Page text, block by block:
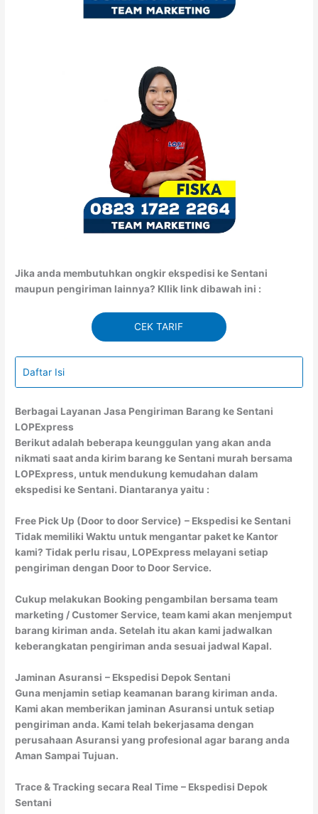
Jika anda membutuhkan ongkir ekspedisi ke Sentani
maupun pengiriman lainnya? Kllik link dibawah ini :
CEK TARIF
Daftar Isi
Berbagai Layanan Jasa Pengiriman Barang ke Sentani
LOPExpress
Berikut adalah beberapa keunggulan yang akan anda
nikmati saat anda kirim barang ke Sentani murah bersama
LOPExpress, untuk mendukung kemudahan dalam
ekspedisi ke Sentani. Diantaranya yaitu :
Free Pick Up (Door to door Service) – Ekspedisi ke Sentani
Tidak memiliki Waktu untuk mengantar paket ke Kantor
kami? Tidak perlu risau, LOPExpress melayani setiap
pengiriman dengan Door to Door Service.
Cukup melakukan Booking pengambilan bersama team
marketing / Customer Service, team kami akan menjemput
barang kiriman anda. Setelah itu akan kami jadwalkan
keberangkatan pengiriman anda sesuai jadwal Kapal.
Jaminan Asuransi – Ekspedisi Depok Sentani
Guna menjamin setiap keamanan barang kiriman anda.
Kami akan memberikan jaminan Asuransi untuk setiap
pengiriman anda. Kami telah bekerjasama dengan
perusahaan Asuransi yang profesional agar barang anda
Aman Sampai Tujuan.
Trace & Tracking secara Real Time – Ekspedisi Depok
Sentani